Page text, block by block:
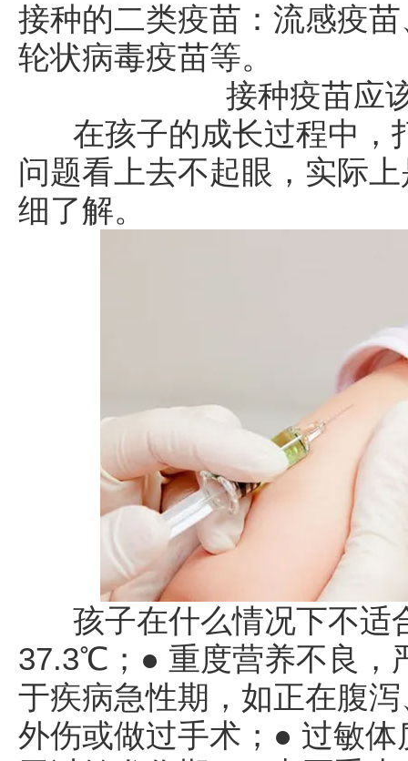
接种的二类疫苗：流感疫
轮状病毒疫苗等。
接种疫苗应
在孩子的成长过程中，
问题看上去不起眼，实际
细了解。
孩子在什么情况下不适
37.3℃；● 重度营养不良，
于疾病急性期，如正在腹
外伤或做过手术；● 过敏